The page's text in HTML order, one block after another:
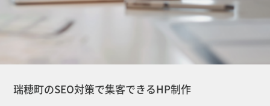
瑞穂町のSEO対策で集客できるHP制作